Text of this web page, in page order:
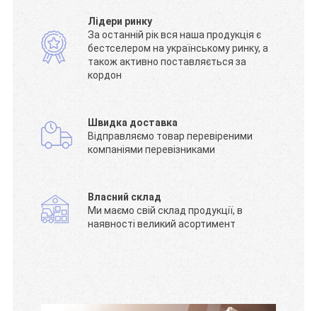
Лідери ринку
За останній рік вся наша продукція є
бестселером на українському ринку, а
також активно поставляється за
кордон
Швидка доставка
Відправляємо товар перевіреними
компаніями перевізниками
Власний склад
Ми маємо свій склад продукції, в
наявності великий асортимент